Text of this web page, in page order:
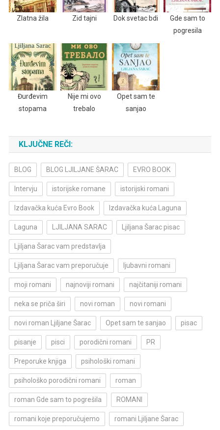
Zlatna žila Zid tajni Dok svetac bdi
Gde sam to
pogresila
Đurđevim
stopama
Nije mi ovo
trebalo
Opet sam te
sanjao
KLJUČNE REČI:
BLOG BLOG LJILJANE ŠARAC EVRO BOOK
Intervju istorijske romane istorijski romani
Izdavačka kuća Evro Book Izdavačka kuća Laguna
Laguna LJILJANA SARAC Ljiljana Šarac pisac
Ljiljana Šarac vam predstavlja
Ljiljana Šarac vam preporučuje ljubavni romani
moji romani najnoviji romani najčitaniji romani
neka se priča širi novi roman novi romani
novi roman Ljiljane Šarac Opet sam te sanjao pisac
pisanje pisci porodični romani PR
Preporuke knjiga psihološki romani
psihološko porodični romani roman
roman Gde sam to pogrešila ROMANI
romani koje preporučujemo romani Ljiljane Šarac